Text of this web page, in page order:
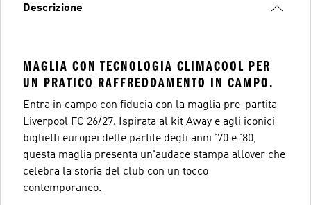
Descrizione
MAGLIA CON TECNOLOGIA CLIMACOOL PER
UN PRATICO RAFFREDDAMENTO IN CAMPO.
Entra in campo con fiducia con la maglia pre-partita
Liverpool FC 26/27. Ispirata al kit Away e agli iconici
biglietti europei delle partite degli anni '70 e '80,
questa maglia presenta un'audace stampa allover che
celebra la storia del club con un tocco
contemporaneo.